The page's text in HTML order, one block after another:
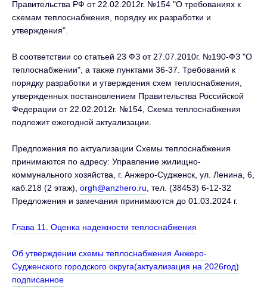
Правительства РФ от 22.02.2012г. №154 "О требованиях к
схемам теплоснабжения, порядку их разработки и
утверждения".
В соответствии со статьей 23 ФЗ от 27.07.2010г. №190-ФЗ "О
теплоснабжении", а также пунктами 36-37. Требований к
порядку разработки и утверждения схем теплоснабжения,
утвержденных постановлением Правительства Российской
Федерации от 22.02.2012г. №154, Схема теплоснабжения
подлежит ежегодной актуализации.
Предложения по актуализации Схемы теплоснабжения
принимаются по адресу: Управление жилищно-
коммунального хозяйства, г. Анжеро-Судженск, ул. Ленина, 6,
каб.218 (2 этаж), orgh@anzhero.ru , тел. (38453) 6-12-32
Предложения и замечания принимаются до 01.03.2024 г.
Глава 11. Оценка надежности теплоснабжения
Об утверждении схемы теплоснабжения Анжеро-
Судженского городского округа(актуализация на 2026год)
подписанное